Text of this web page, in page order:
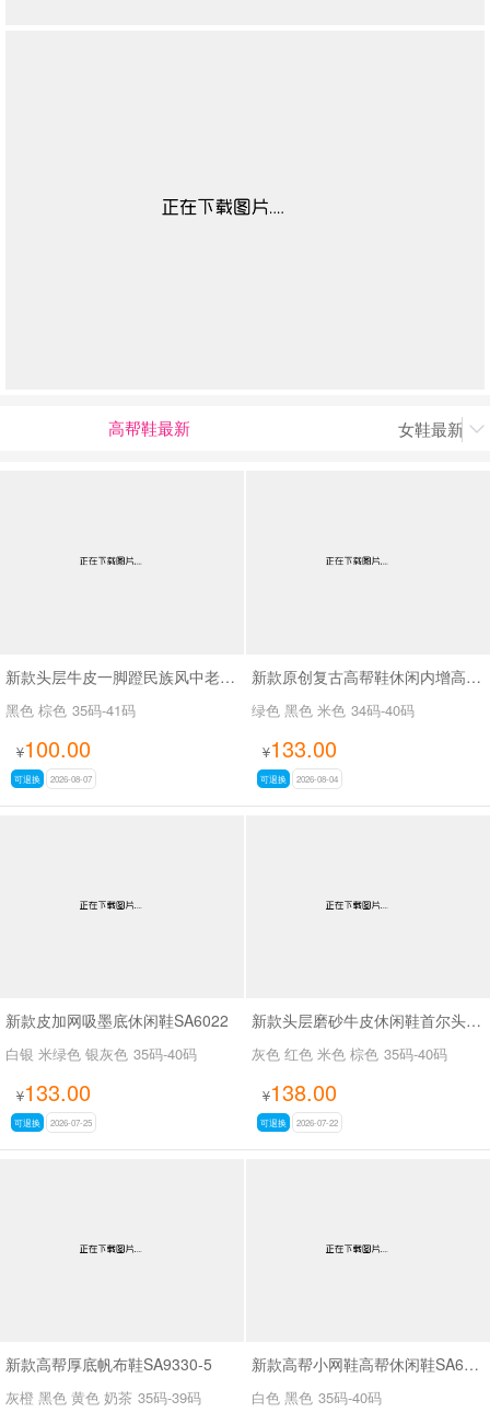
高帮鞋最新 女鞋最新上

新款头层牛皮一脚蹬民族风中老年妈妈鞋SA22655
黑色 棕色 35码-41码
¥100.00
可退换 2026-08-07
新款原创复古高帮鞋休闲内增高运动板鞋SA2673
绿色 黑色 米色 34码-40码
¥133.00
可退换 2026-08-04
新款皮加网吸墨底休闲鞋SA6022
白银 米绿色 银灰色 35码-40码
¥133.00
可退换 2026-07-25
新款头层磨砂牛皮休闲鞋首尔头层牛皮拼色德训SA111
灰色 红色 米色 棕色 35码-40码
¥138.00
可退换 2026-07-22
新款高帮厚底帆布鞋SA9330-5
灰橙 黑色 黄色 奶茶 35码-39码
新款高帮小网鞋高帮休闲鞋SA6599-8
白色 黑色 35码-40码